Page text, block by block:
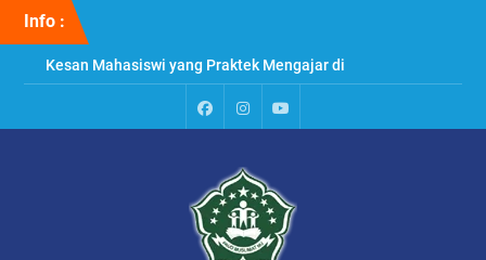
Info :
Kesan Mahasiswi yang Praktek Mengajar di
PAUD Assova
Penyuluhan & Perawatan Gigi di PAUD Assova
Muslimat NU
PaudInstagram
Youtube